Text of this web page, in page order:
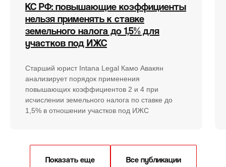
КС РФ: повышающие коэффициенты
нельзя применять к ставке
земельного налога до 1,5% для
участков под ИЖС
Старший юрист Intana Legal Камо Авакян
анализирует порядок применения
повышающих коэффициентов 2 и 4 при
исчислении земельного налога по ставке до
1,5% в отношении участков под ИЖС
Показать еще Все публикации